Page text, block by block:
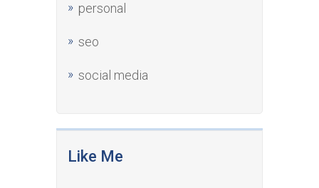
personal
seo
social media
Like Me